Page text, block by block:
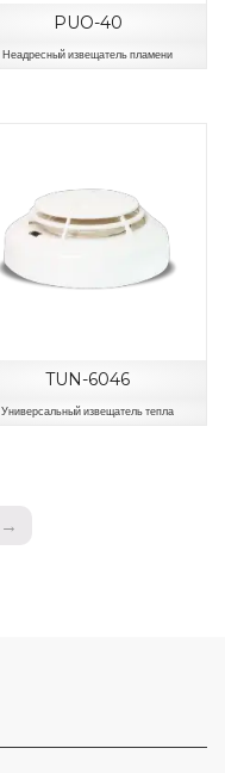
PUO-40
Неадресный извещатель пламени
TUN-6046
Универсальный извещатель тепла
→